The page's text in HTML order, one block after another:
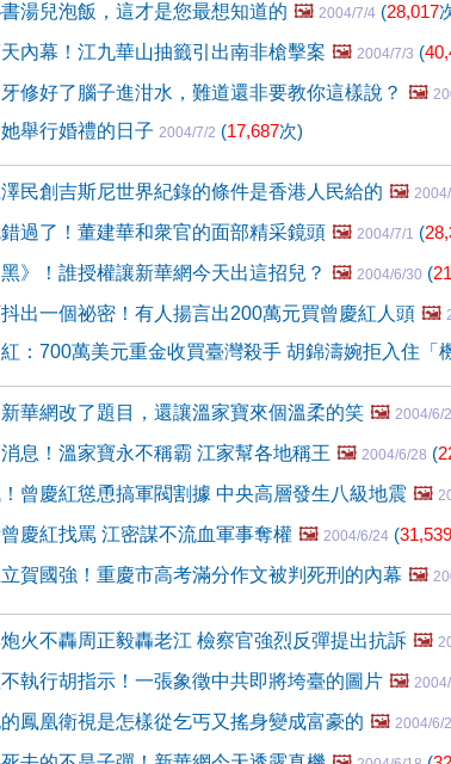
湯兒泡飯，這才是您最想知道的 🖼️ 2004/7/4 (28,017
內幕！江九華山抽籤引出南非槍擊案 🖼️ 2004/7/3 (
修好了腦子進泔水，難道還非要教你這樣說？ 🖼️
舉行婚禮的日子 2004/7/2 (17,687次)
民創吉斯尼世界紀錄的條件是香港人民給的 🖼️
過了！董建華和衆官的面部精采鏡頭 🖼️ 2004/7/1 (
黑》！誰授權讓新華網今天出這招兒？ 🖼️ 2004/6/30 (
出一個祕密！有人揚言出200萬元買曾慶紅人頭 🖼️
：700萬美元重金收買臺灣殺手 胡錦濤婉拒入住「
華網改了題目，還讓溫家寶來個溫柔的笑 🖼️ 2004/6/
息！溫家寶永不稱霸 江家幫各地稱王 🖼️ 2004/6/28 (
曾慶紅慫恿搞軍閥割據 中央高層發生八級地震 🖼️
慶紅找罵 江密謀不流血軍事奪權 🖼️ 2004/6/24 (31,539
賀國強！重慶市高考滿分作文被判死刑的內幕 🖼️
炮火不轟周正毅轟老江 檢察官強烈反彈提出抗訴 🖼️
執行胡指示！一張象徵中共即將垮臺的圖片 🖼️
鳳凰衛視是怎樣從乞丐又搖身變成富豪的 🖼️ 2004/6/